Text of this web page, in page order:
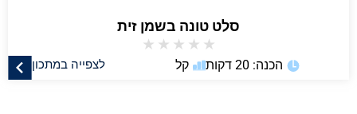
סלט טונה בשמן זית
★
★
★
★
★
לצפייה במתכון הכנה: 20 דקות קל